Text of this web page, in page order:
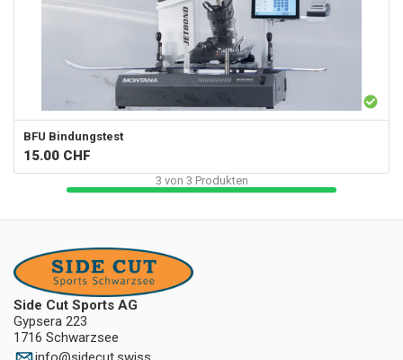
BFU Bindungstest
15.00 CHF
3 von 3 Produkten
Side Cut Sports AG
Gypsera 223
1716 Schwarzsee